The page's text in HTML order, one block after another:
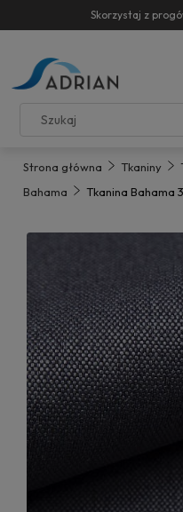
Skorzystaj z
Strona główna Tkaniny
Bahama
Tkanina Bahama